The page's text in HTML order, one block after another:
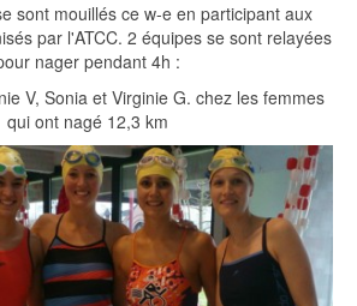
sont mouillés ce w-e en participant aux
par l'ATCC. 2 équipes se sont relayées
nager pendant 4h :
V, Sonia et Virginie G. chez les femmes
qui ont nagé 12,3 km